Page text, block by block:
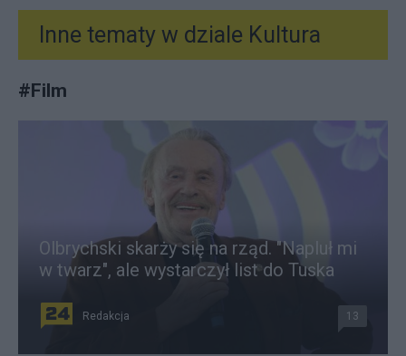
Inne tematy w dziale Kultura
#Film
Olbrychski skarży się na rząd. "Napluł mi
w twarz", ale wystarczył list do Tuska
Redakcja 13